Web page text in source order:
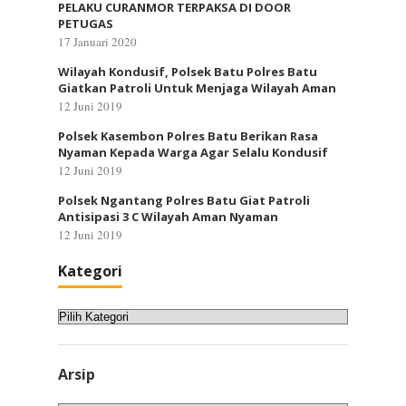
PELAKU CURANMOR TERPAKSA DI DOOR
PETUGAS
17 Januari 2020
Wilayah Kondusif, Polsek Batu Polres Batu
Giatkan Patroli Untuk Menjaga Wilayah Aman
12 Juni 2019
Polsek Kasembon Polres Batu Berikan Rasa
Nyaman Kepada Warga Agar Selalu Kondusif
12 Juni 2019
Polsek Ngantang Polres Batu Giat Patroli
Antisipasi 3 C Wilayah Aman Nyaman
12 Juni 2019
Kategori
Kategori
Arsip